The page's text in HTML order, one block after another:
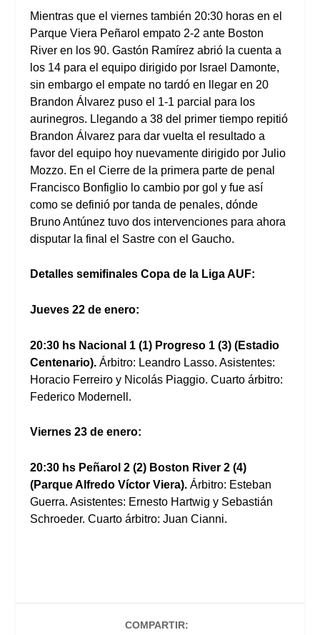
Mientras que el viernes también 20:30 horas en el
Parque Viera Peñarol empato 2-2 ante Boston
River en los 90. Gastón Ramírez abrió la cuenta a
los 14 para el equipo dirigido por Israel Damonte,
sin embargo el empate no tardó en llegar en 20
Brandon Álvarez puso el 1-1 parcial para los
aurinegros. Llegando a 38 del primer tiempo repitió
Brandon Álvarez para dar vuelta el resultado a
favor del equipo hoy nuevamente dirigido por Julio
Mozzo. En el Cierre de la primera parte de penal
Francisco Bonfiglio lo cambio por gol y fue así
como se definió por tanda de penales, dónde
Bruno Antúnez tuvo dos intervenciones para ahora
disputar la final el Sastre con el Gaucho.
Detalles semifinales Copa de la Liga AUF:
Jueves 22 de enero:
20:30 hs Nacional 1 (1) Progreso 1 (3) (Estadio
Centenario).Árbitro: Leandro Lasso. Asistentes:
Horacio Ferreiro y Nicolás Piaggio. Cuarto árbitro:
Federico Modernell.
Viernes 23 de enero:
20:30 hs Peñarol 2 (2) Boston River 2 (4)
(Parque Alfredo Víctor Viera). Árbitro: Esteban
Guerra. Asistentes: Ernesto Hartwig y Sebastián
Schroeder. Cuarto árbitro: Juan Cianni.
COMPARTIR: